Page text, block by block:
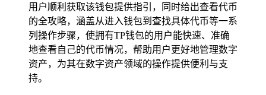
用户顺利获取该钱包提供指引，同时给出查看代币
的全攻略，涵盖从进入钱包到查找具体代币等一系
列操作步骤，使拥有TP钱包的用户能快速、准确
地查看自己的代币情况，帮助用户更好地管理数字
资产，为其在数字资产领域的操作提供便利与支
持。